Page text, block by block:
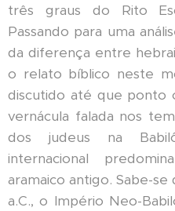
três graus do Rito
Passando para uma
da diferença entre
o relato bíblico neste
discutido até que ponto
vernácula falada nos
dos judeus na
internacional
aramaico antigo. Sabe-
a.C., o Império Neo-